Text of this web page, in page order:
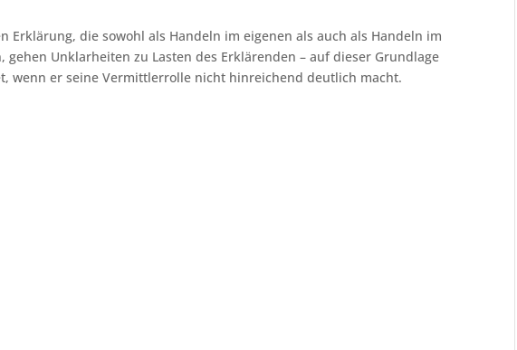
Erklärung, die sowohl als Handeln im eigenen als auch als Handeln im
Unklarheiten zu Lasten des Erklärenden – auf dieser Grundlage
wenn er seine Vermittlerrolle nicht hinreichend deutlich macht.